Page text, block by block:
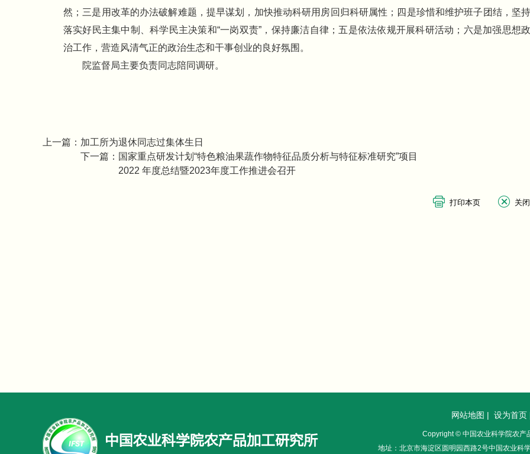
然；三是用改革的办法破解难题，提早谋划，加快推动科研用房回归科研属性；四是珍惜和维护班子团结，坚持
落实好民主集中制、科学民主决策和“一岗双责”，保持廉洁自律；五是依法依规开展科研活动；六是加强思想政
治工作，营造风清气正的政治生态和干事创业的良好氛围。
院监督局主要负责同志陪同调研。
上一篇： 加工所为退休同志过集体生日
下一篇： 国家重点研发计划“特色粮油果蔬作物特征品质分析与特征标准研究”项目
2022 年度总结暨2023年度工作推进会召开
网站地图 | 设为首页
Copyright © 中国农业科学院农产
地址：北京市海淀区圆明园西路2号中国农业科